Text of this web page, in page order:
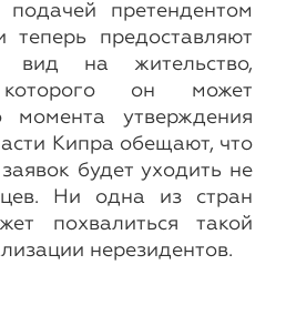
претендентом
теперь предоставляют
вид на жительство,
которого он может
момента утверждения
Кипра обещают, что
будет уходить не
Ни одна из стран
похвалиться такой
нерезидентов.